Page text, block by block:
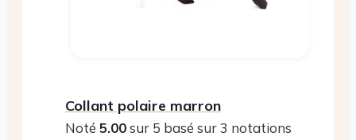
Collant polaire marron
Noté 5.00sur 5 basé sur3 notations